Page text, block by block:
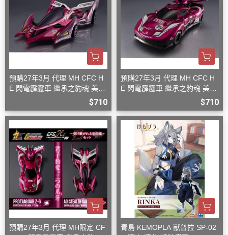
預購27年3月 代理 MH CFC H
E 閃電霹靂車 繼承之豹魂 美洲
$710
預購27年3月 代理 MH CFC H
E 閃電霹靂車 繼承之豹魂 美洲
$710
預購27年3月 代理 MH限定 CF
青島 KEMOPLA 獸普拉 SP-02